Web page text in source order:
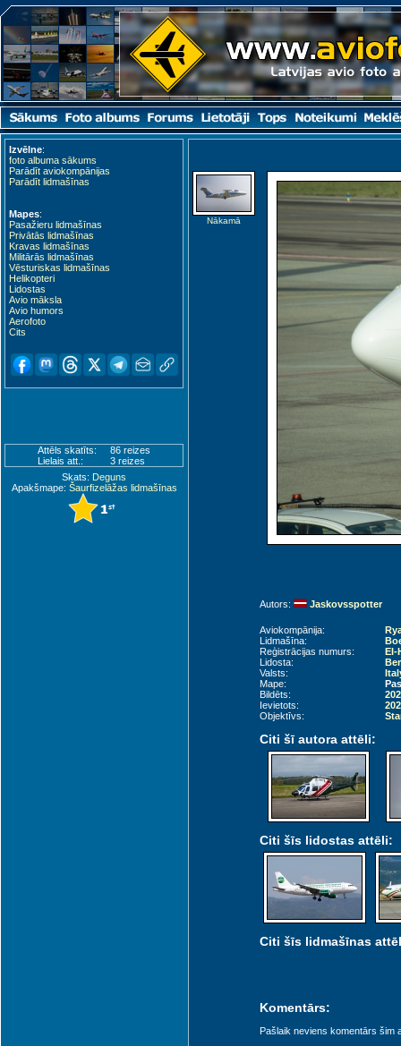
Izvēlne:
foto albuma sākums
Parādīt aviokompānijas
Parādīt lidmašīnas
Mapes:
Pasažieru lidmašīnas
Privātās lidmašīnas
Kravas lidmašīnas
Militārās lidmašīnas
Vēsturiskas lidmašīnas
Helikopteri
Lidostas
Avio māksla
Avio humors
Aerofoto
Cits
Attēls skatīts:
86 reizes
Lielais att.:
3 reizes
Skats: Deguns
Apakšmape: Šaurfizelāžas lidmašīnas
Nākamā
Autors: Jaskovsspotter
Aviokompānija:
Lidmašīna:
Reģistrācijas numurs:
EI-
Lidosta:
Valsts:
Mape:
Bildēts:
Ievietots:
Objektīvs:
Citi šī autora attēli:
Citi šīs lidostas attēli:
Citi šīs lidmašīnas
Komentārs:
Pašlaik neviens komentārs šim